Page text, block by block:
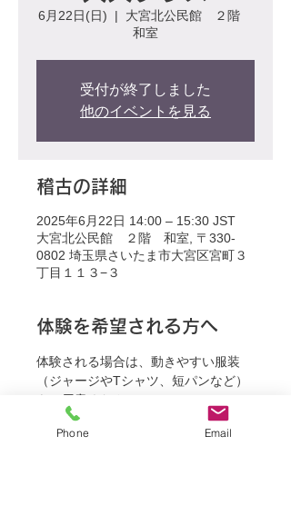
6月22日(日)
  |
大宮北公民館 ２階
和室
受付が終了しました
他のイベントを見る
稽古の詳細
2025年6月22日 14:00 – 15:30 JST
大宮北公民館 ２階 和室, 〒330-
0802 埼玉県さいたま市大宮区宮町３
丁目１１３−３
体験を希望される方へ
体験される場合は、動きやすい服装
（ジャージやTシャツ、短パンなど）
をご用意ください。
Phone Email